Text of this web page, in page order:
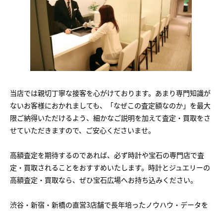
当店では親切丁寧な接客を心がけております。あまり専門知識が
ないお客様におかれましても、「なぜこの査定額なのか」を最大
限ご納得いただけるよう、細かなご説明を加えて査定・買取をさ
せていただきますので、ご安心くださいませ。
高額査定を期待するのであれば、必ず時計や宝石の専門店で査
定・買取されることをおすすめいたします。時計とジュエリーの
高額査定・買取なら、ぜひ宝石広場へお持ち込みください。
渋谷・新宿・新橋の直営3店舗で長年培ったノウハウ・データを